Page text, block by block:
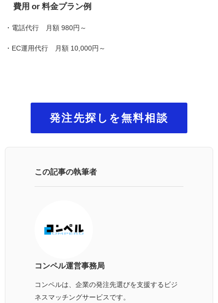
費用 or 料金プラン例
・電話代行 月額 980円～
・EC運用代行 月額 10,000円～
発注先探しを無料相談
この記事の執筆者
コンペル運営事務局
コンペルは、企業の発注先選びを支援するビジ
ネスマッチングサービスです。